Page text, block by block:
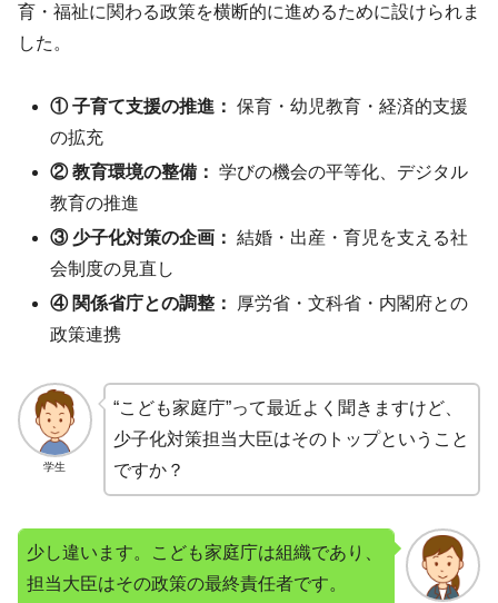
育・福祉に関わる政策を横断的に進めるために設けられま
した。
① 子育て支援の推進： 保育・幼児教育・経済的支援
の拡充
② 教育環境の整備： 学びの機会の平等化、デジタル
教育の推進
③ 少子化対策の企画： 結婚・出産・育児を支える社
会制度の見直し
④ 関係省庁との調整：
厚労省・文科省・内閣府との
政策連携
学生
“こども家庭庁”って最近よく聞きますけど、
少子化対策担当大臣はそのトップということ
ですか？
少し違います。こども家庭庁は組織であり、
担当大臣はその政策の最終責任者です。